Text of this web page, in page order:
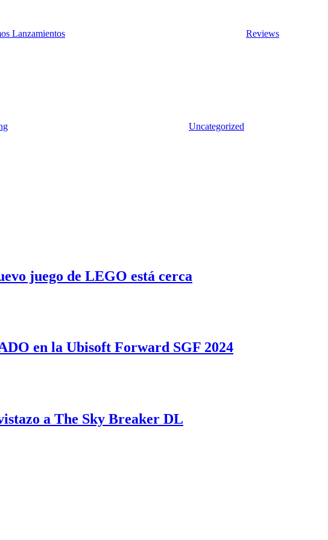
Lanzamientos Reviews
Uncategorized
juego de LEGO está cerca
en la Ubisoft Forward SGF 2024
a The Sky Breaker DL